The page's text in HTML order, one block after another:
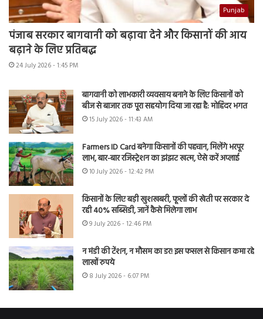
Punjab
पंजाब सरकार बागवानी को बढ़ावा देने और किसानों की आय
बढ़ाने के लिए प्रतिबद्ध
24 July 2026 - 1:45 PM
बागवानी को लाभकारी व्यवसाय बनाने के लिए किसानों को
बीज से बाजार तक पूरा सहयोग दिया जा रहा है: मोहिंदर भगत
15 July 2026 - 11:43 AM
Farmers ID Card बनेगा किसानों की पहचान, मिलेंगे भरपूर
लाभ, बार-बार रजिस्ट्रेशन का झंझट खत्म, ऐसे करें अप्लाई
10 July 2026 - 12:42 PM
किसानों के लिए बड़ी खुशखबरी, फूलों की खेती पर सरकार दे
रही 40% सब्सिडी, जानें कैसे मिलेगा लाभ
9 July 2026 - 12:46 PM
न मंडी की टेंशन, न मौसम का डर! इस फसल से किसान कमा रहे
लाखों रुपये
8 July 2026 - 6:07 PM